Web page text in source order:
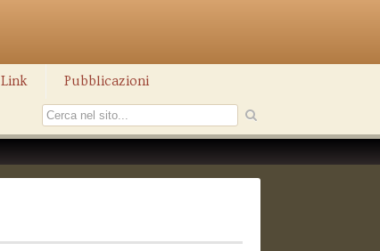
Link Pubblicazioni